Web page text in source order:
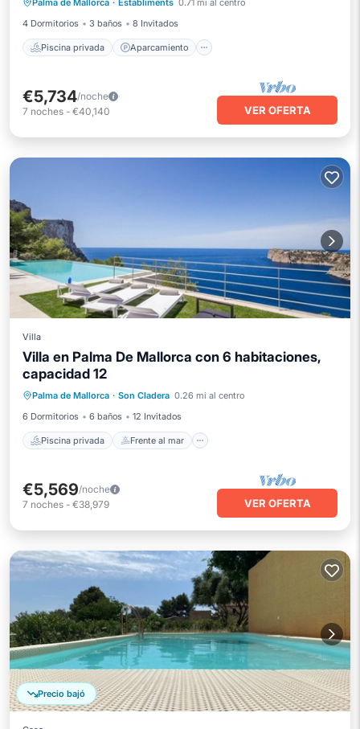
Palma de Mallorca · Establiments 0.71 mi al centro
4 Dormitorios
3 baños 8 Invitados
Piscina privada Aparcamiento
Piscina Balcón/Terraza
€5,734/noche
7 noches - €40,140 VER OFERTA
Villa
Villa en Palma De Mallorca con 6 habitaciones,
capacidad 12
Palma de Mallorca · Son Cladera 0.26 mi al centro
6 Dormitorios
6 baños 12 Invitados
Piscina privada Frente al mar
Piscina privada
Bañera de hidromasaje
Aparcamiento
€5,569/noche
7 noches - €38,979 VER OFERTA
Precio bajó